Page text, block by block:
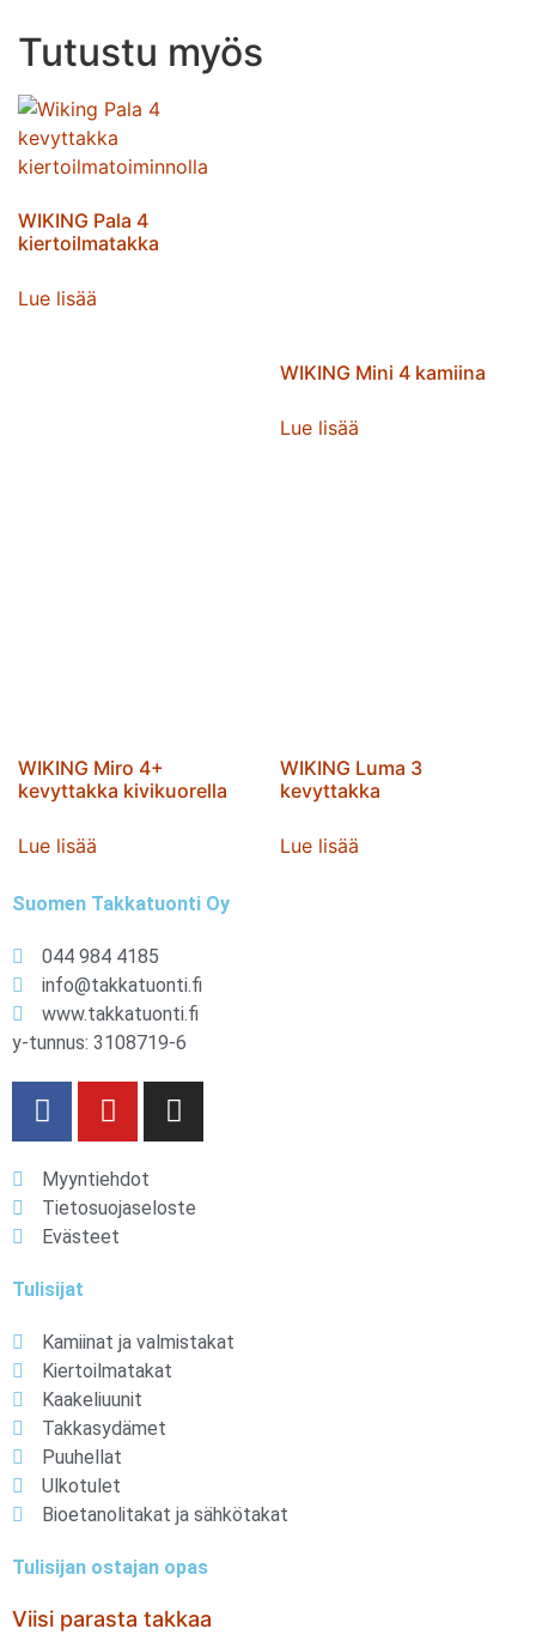
Tutustu myös
WIKING Pala 4
kiertoilmatakka
Lue lisää
WIKING Mini 4 kamiina
Lue lisää
WIKING Miro 4+
kevyttakka kivikuorella
Lue lisää
WIKING Luma 3
kevyttakka
Lue lisää
Suomen Takkatuonti Oy
044 984 4185
info@takkatuonti.fi
www.takkatuonti.fi
y-tunnus: 3108719-6
Myyntiehdot
Tietosuojaseloste
Evästeet
Tulisijat
Kamiinat ja valmistakat
Kiertoilmatakat
Kaakeliuunit
Takkasydämet
Puuhellat
Ulkotulet
Bioetanolitakat ja sähkötakat
Tulisijan ostajan opas
Viisi parasta takkaa